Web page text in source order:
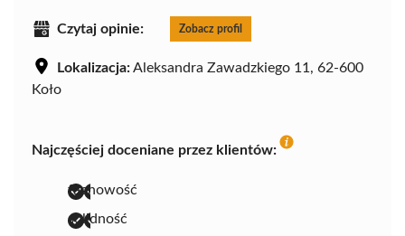
Czytaj opinie: Zobacz profil
Lokalizacja:Aleksandra Zawadzkiego 11, 62-600
Koło
Najczęściej doceniane przez klientów:
fachowość
solidność